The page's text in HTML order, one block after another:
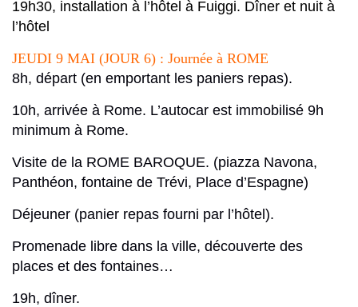
19h30, installation à l’hôtel à Fuiggi. Dîner et nuit à
l’hôtel
JEUDI 9 MAI (JOUR 6) : Journée à ROME
8h, départ (en emportant les paniers repas).
10h, arrivée à Rome. L’autocar est immobilisé 9h
minimum à Rome.
Visite de la ROME BAROQUE. (piazza Navona,
Panthéon, fontaine de Trévi, Place d’Espagne)
Déjeuner (panier repas fourni par l’hôtel).
Promenade libre dans la ville, découverte des
places et des fontaines…
19h, dîner.